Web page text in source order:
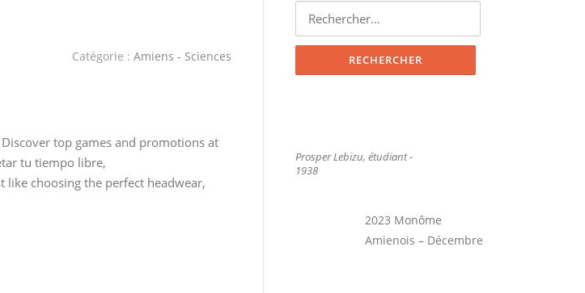
Catégorie : Amiens - Sciences
top games and promotions at
tu tiempo libre,
like choosing the perfect headwear,
Rechercher :
Prosper Lebizu, étudiant -
1938
2023 Monôme
Amienois – Décembre